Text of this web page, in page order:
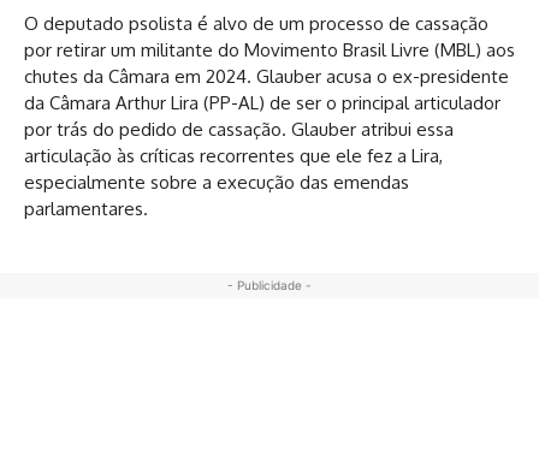
O deputado psolista é alvo de um processo de cassação
por retirar um militante do Movimento Brasil Livre (MBL) aos
chutes da Câmara em 2024. Glauber acusa o ex-presidente
da Câmara Arthur Lira (PP-AL) de ser o principal articulador
por trás do pedido de cassação. Glauber atribui essa
articulação às críticas recorrentes que ele fez a Lira,
especialmente sobre a execução das emendas
parlamentares.
- Publicidade -